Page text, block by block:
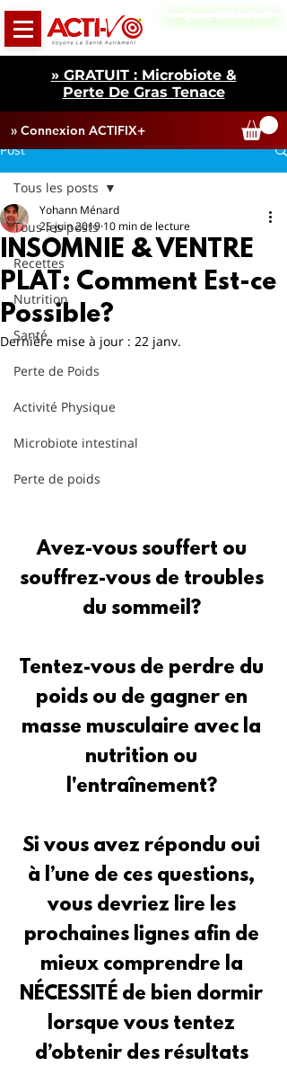
» Connexion ACTIFIX+
» GRATUIT : Microbiote &
Perte De Gras Tenace
» Quiz GRATUIT
Post
Tous les posts
Recettes
Nutrition
Santé
Perte de Poids
Activité Physique
Microbiote intestinal
Perte de poids
Tous les posts
INSOMNIE & VENTRE
PLAT: Comment Est-ce
Possible?
Yohann Ménard
25 juin 2019 10 min de lecture
Dernière mise à jour : 22 janv.
Avez-vous souffert ou
souffrez-vous de troubles
du sommeil?
Tentez-vous de perdre du
poids ou de gagner en
masse musculaire avec la
nutrition ou
l'entraînement?
Si vous avez répondu oui
à l’une de ces questions,
vous devriez lire les
prochaines lignes afin de
mieux comprendre la
NÉCESSITÉ de bien dormir
lorsque vous tentez
d’obtenir des résultats